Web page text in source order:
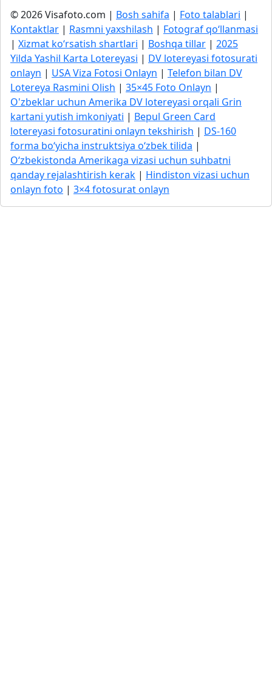
© 2026 Visafoto.com | Bosh sahifa | Foto talablari |
Kontaktlar | Rasmni yaxshilash | Fotograf qo‘llanmasi
| Xizmat ko‘rsatish shartlari | Boshqa tillar | 2025
Yilda Yashil Karta Lotereyasi | DV lotereyasi fotosurati
onlayn | USA Viza Fotosi Onlayn | Telefon bilan DV
Lotereya Rasmini Olish | 35×45 Foto Onlayn |
O'zbeklar uchun Amerika DV lotereyasi orqali Grin
kartani yutish imkoniyati | Bepul Green Card
lotereyasi fotosuratini onlayn tekshirish | DS-160
forma bo‘yicha instruktsiya o‘zbek tilida |
O‘zbekistonda Amerikaga vizasi uchun suhbatni
qanday rejalashtirish kerak | Hindiston vizasi uchun
onlayn foto | 3×4 fotosurat onlayn